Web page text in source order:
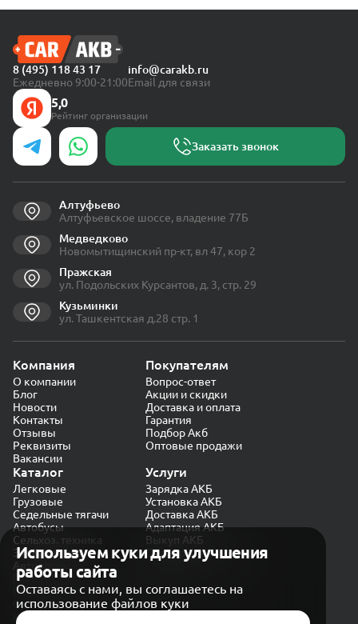
Используем куки для улучшения
работы сайта
Оставаясь с нами, вы соглашаетесь на
использование файлов куки
8 (495) 118 43 17
Ежедневно 9:00-21:00
info@carakb.ru
Email для связи
5,0
Рейтинг организации
Заказать звонок
Алтуфьево
Алтуфьевское шоссе, владение 77Б
Медведково
Новомытищинский пр-кт, вл 47, кор 2
Пражская
ул. Подольских Курсантов, д. 3, стр. 29
Кузьминки
ул. Ташкентская д.28 стр. 1
Компания
О компании
Блог
Новости
Контакты
Отзывы
Реквизиты
Вакансии
Покупателям
Вопрос-ответ
Акции и скидки
Доставка и оплата
Гарантия
Подбор Акб
Оптовые продажи
Каталог
Легковые
Грузовые
Седельные тягачи
Автобусы
Сельхоз. техника
Экскаваторы
Автокраны
Услуги
Зарядка АКБ
Установка АКБ
Доставка АКБ
Адаптация АКБ
Выкуп АКБ
Проверка генератора
Политика конфиденциальности
Обработка персональных данных
Согласие на обработку в «Яндекс.Метрика»
Карта сайта